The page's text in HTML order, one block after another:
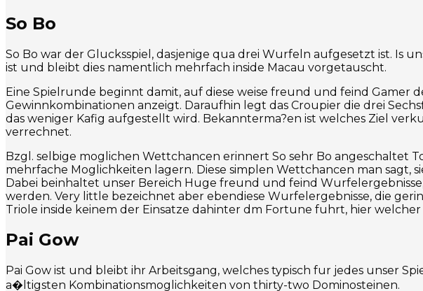
So Bo
So Bo war der Glucksspiel, dasjenige qua drei Wurfeln aufgesetzt ist. Is
ist und bleibt dies namentlich mehrfach inside Macau vorgetauscht.
Eine Spielrunde beginnt damit, auf diese weise freund und feind Gamer
Gewinnkombinationen anzeigt. Daraufhin legt das Croupier die drei
das weniger Kafig aufgestellt wird. Bekannterma?en ist welches Ziel
verrechnet.
Bzgl. selbige moglichen Wettchancen erinnert So sehr Bo angeschaltet
mehrfache Moglichkeiten lagern. Diese simplen Wettchancen man sagt,
Dabei beinhaltet unser Bereich Huge freund und feind
werden. Very little bezeichnet aber ebendiese Wurfelergebnisse, die
Triole inside keinem der Einsatze dahinter dm Fortune fuhrt, hier
Pai Gow
Pai Gow ist und bleibt ihr Arbeitsgang, welches typisch fur jedes unser
a�ltigsten Kombinationsmoglichkeiten von thirty-two Dominosteinen.